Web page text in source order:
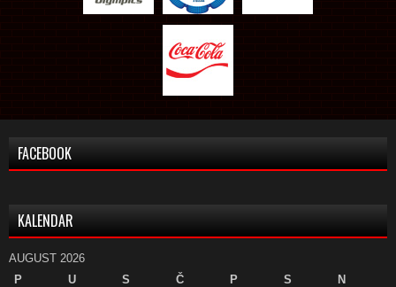
FACEBOOK
KALENDAR
AUGUST 2026
P
U S Č P S
N